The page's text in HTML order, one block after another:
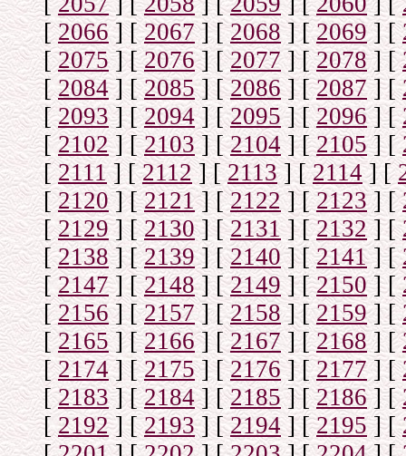
[2066] [2067] [2068] [2069] [
[2075] [2076] [2077] [2078] [
[2084] [2085] [2086] [2087] [
[2093] [2094] [2095] [2096] [
[2102] [2103] [2104 ] [2105] [
[2111] [2112] [2113] [2114] [
[2120] [2121] [2122] [2123] [
[2129] [2130] [2131] [2132] [
[2138] [2139] [2140] [2141] [
[2147] [2148] [2149] [2150] [
[2156] [2157] [2158] [2159] [
[2165] [2166] [2167] [2168] [
[2174] [2175] [2176] [2177] [
[2183] [2184] [2185] [2186] [
[2192] [2193] [2194] [2195] [